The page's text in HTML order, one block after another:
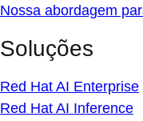
Nossa abordagem
Soluções
Red Hat AI Enterprise
Red Hat AI Inference